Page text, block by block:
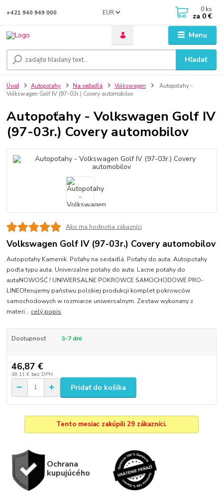
Menu
EUR
Hľadať
+421 940 949 000 0 ks
za 0 €
Úvod Autopoťahy Na sedadlá Volkswagen
Autopoťahy -
Volkswagen Golf IV (97-03r.) Covery automobilov
Autopoťahy - Volkswagen Golf IV
(97-03r.) Covery automobilov
Ako ma hodnotia zákazníci
Volkswagen Golf IV (97-03r.) Covery automobilov
Autopoťahy Kamenik. Poťahy na sedadlá. Poťahy do auta. Autopotahy
podla typu auta. Univerzalne potahy do auta. Lacne potahy do
autaNOWOŚĆ ! UNIWERSALNE POKROWCE SAMOCHODOWE PRO-
LINEOferujemy państwu polskiej produkcji komplet pokrowców
samochodowych w rozmiarze uniwersalnym. Zestaw wykonany z
materi... celý popis
Dostupnosť 3-7 dni
46,87 €
38,11 € bez DPH
Pridať do košíka
Tento mesiac zakúpili 29 zákazníci.
Ochrana
kupujúcého